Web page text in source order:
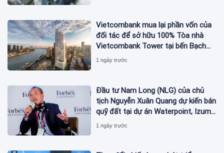
Vietcombank mua lại phần vốn của
đối tác để sở hữu 100% Tòa nhà
Vietcombank Tower tại bến Bạch
Đằng
1 ngày trước
Đầu tư Nam Long (NLG) của chủ
tịch Nguyễn Xuân Quang dự kiến bán
quỹ đất tại dự án Waterpoint, Izumi
City
1 ngày trước